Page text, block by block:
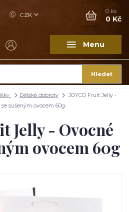
Menu
CZK
Hledat
0 ks
0 Kč
Dětské dobroty
JOYCO Fruit Jelly -
se sušeným ovocem 60g
Jelly - Ovocné
ovocem 60g